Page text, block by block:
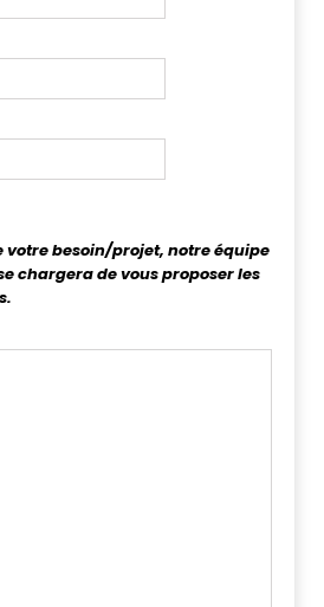
votre besoin/projet, notre équipe
chargera de vous proposer les